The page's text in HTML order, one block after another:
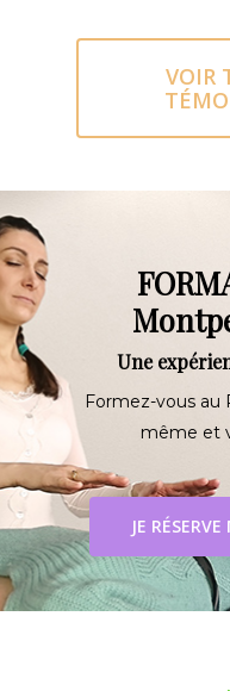
VOIR
Une
Formez-vous au
même et
JE